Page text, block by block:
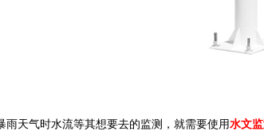
雨天气时水流等其想要去的监测，就需要使用水文